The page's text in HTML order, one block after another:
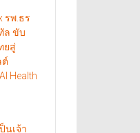
รพ.ธร
ล ขับ
ยสู่
ต์
Health
นเจ้า